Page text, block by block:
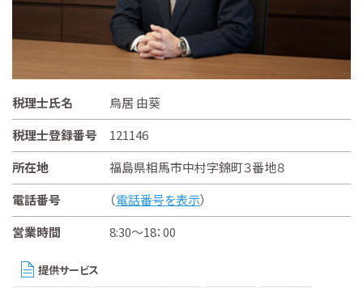
税理士氏名
鳥居 由葵
税理士登録番号
121146
所在地
福島県相馬市中村字錦町３番地８
電話番号
（電話番号を表示）
営業時間
8:30～18：00
提供サービス